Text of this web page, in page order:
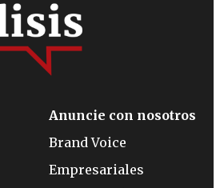
Anuncie con nosotros
Brand Voice
Empresariales